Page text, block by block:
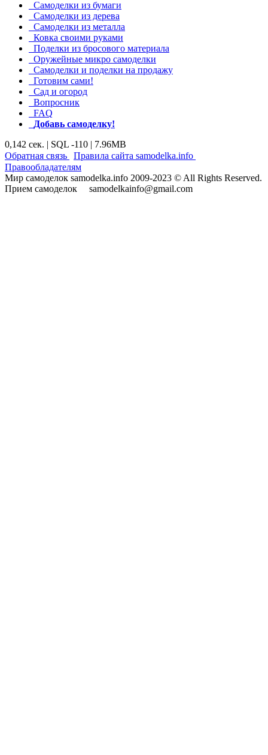
Самоделки из бумаги
Самоделки из дерева
Самоделки из металла
Ковка своими руками
Поделки из бросового материала
Оружейные микро самоделки
Самоделки и поделки на продажу
Готовим сами!
Сад и огород
Вопросник
FAQ
Добавь самоделку!
0,142 сек. | SQL -110 | 7.96MB
Обратная связь
Правила сайта samodelka.info
Правообладателям
Мир самоделок samodelka.info 2009-2023 © All Rights Reserved.
Прием самоделок samodelkainfo@gmail.com